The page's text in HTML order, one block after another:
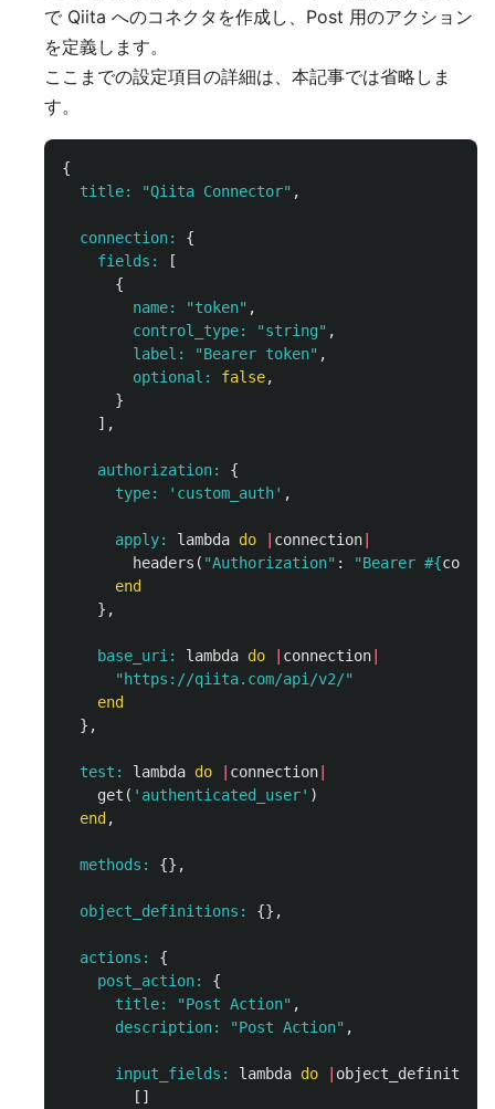
で Qiita へのコネクタを作成し、Post 用のアクション
を定義します。
ここまでの設定項目の詳細は、本記事では省略しま
す。
{
title:
"Qiita Connector" ,
connection: {
fields:
[
{
name:
"token" ,
control_type:
"string" ,
label:
"Bearer token" ,
optional: false,
}
],
authorization: {
type:
'custom_auth' ,
apply: lambda do connection
headers ( "Authorization" : "Bearer #{
end
},
base_uri: lambda do connection
"https://qiita.com/api/v2/"
end
},
test: lambda do connection
get ( 'authenticated_user' )
end ,
methods: {},
object_definitions: {},
actions: {
post_action: {
title:
"Post Action" ,
description:
"Post Action" ,
input_fields: lambda do
object_definitions
[]